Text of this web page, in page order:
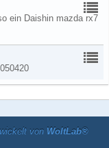
ein Daishin mazda rx7
von WoltLab®